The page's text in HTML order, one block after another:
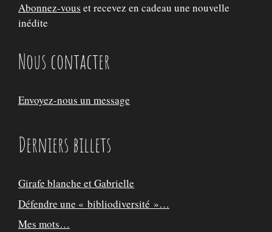
Abonnez-vous et recevez en cadeau une nouvelle
inédite
Nous contacter
Envoyez-nous un message
Derniers billets
Girafe blanche et Gabrielle
Défendre une « bibliodiversité »…
Mes mots…